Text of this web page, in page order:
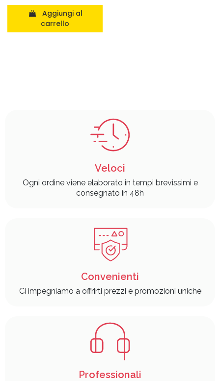
carrello
Veloci
Ogni ordine viene elaborato in tempi brevissimi e
consegnato in 48h
Convenienti
Ci impegniamo a offrirti prezzi e promozioni uniche
Professionali